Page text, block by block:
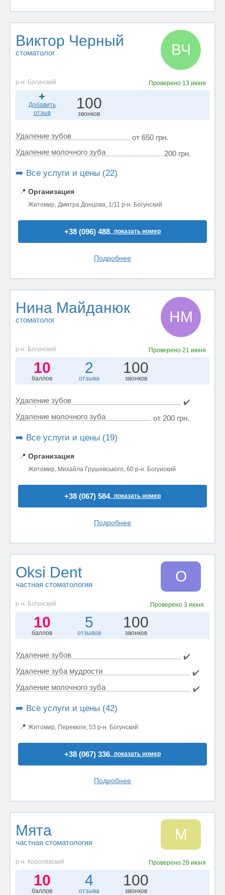
Виктор Черный
стоматолог ВЧ
р-н. Богунский Проверено 13 июня
Добавить
отзыв
100
звонков
Удаление зубов
от 650 грн.
Удаление молочного зуба
200 грн.
➡️ Все услуги и цены (22)
📍 Организация
Житомир, Дмитра Донцова, 1/11 р-н. Богунский
+38 (096) 488..показать номер
Подробнее
Нина Майданюк
стоматолог НМ
р-н. Богунский Проверено 21 июня
10
баллов
2
отзыва
100
звонков
Удаление зубов
✔️
Удаление молочного зуба
от 200 грн.
➡️ Все услуги и цены (19)
📍 Организация
Житомир, Михайла Грушевського, 60 р-н. Богунский
+38 (067) 584..показать номер
Подробнее
Oksi Dent
частная стоматология O
р-н. Богунский Проверено3 июня
10
баллов
5
отзывов
100
звонков
Удаление зубов
✔️
Удаление зуба мудрости
✔️
Удаление молочного зуба
✔️
➡️ Все услуги и цены (42)
📍 Житомир, Перемоги, 53 р-н. Богунский
+38 (067) 336..показать номер
Подробнее
Мята
частная стоматология М
р-н. Королёвский Проверено 28 июня
10
баллов
4
отзыва
100
звонков